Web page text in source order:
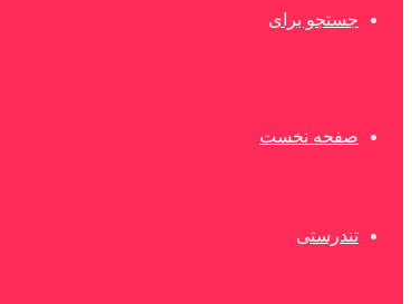
جستجو برای
صفحه نخست
تندرستی